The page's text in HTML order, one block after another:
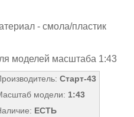
- смола/пластик
моделей масштаба 1:43
Старт-43
модели: 1:43
ЕСТЬ